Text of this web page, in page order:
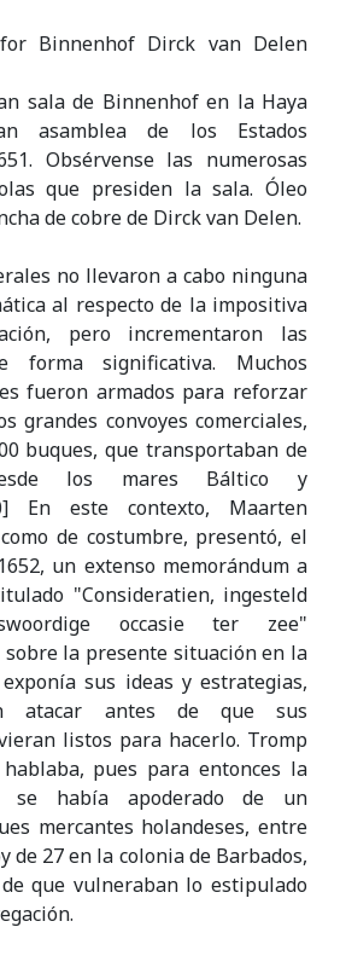
sala de Binnenhof en la Haya
asamblea de los Estados
Obsérvense las numerosas
que presiden la sala. Óleo
de cobre de Dirck van Delen.
no llevaron a cabo ninguna
al respecto de la impositiva
pero incrementaron las
forma significativa. Muchos
fueron armados para reforzar
grandes convoyes comerciales,
buques, que transportaban de
los mares Báltico y
En este contexto, Maarten
de costumbre, presentó, el
un extenso memorándum a
"Consideratien, ingesteld
occasie ter zee"
sobre la presente situación en la
sus ideas y estrategias,
atacar antes de que sus
listos para hacerlo. Tromp
pues para entonces la
se había apoderado de un
mercantes holandeses, entre
de 27 en la colonia de Barbados,
que vulneraban lo estipulado